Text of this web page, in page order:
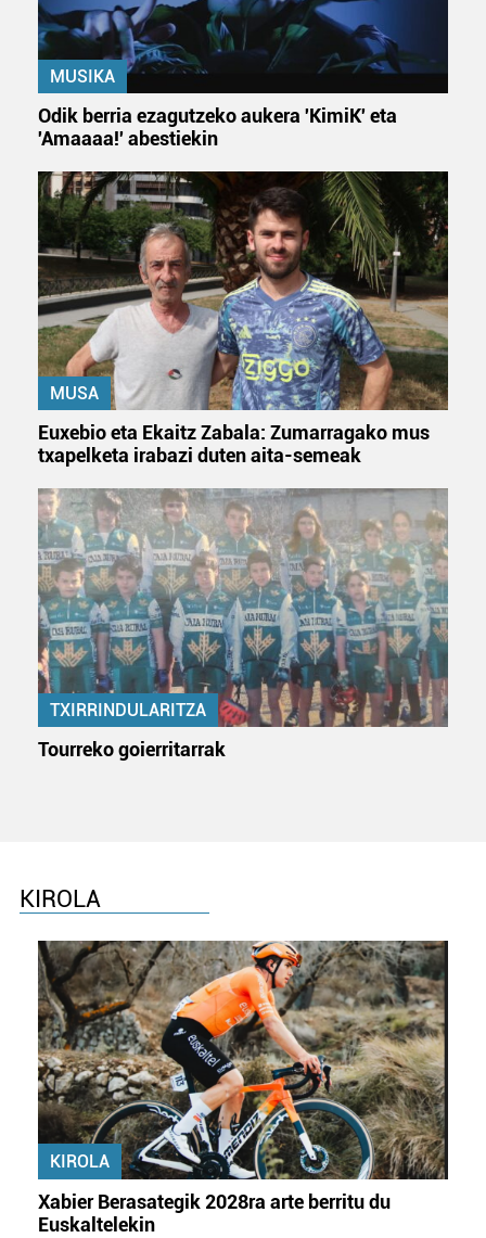
MUSIKA
Odik berria ezagutzeko aukera 'KimiK' eta
'Amaaaa!' abestiekin
MUSA
Euxebio eta Ekaitz Zabala: Zumarragako mus
txapelketa irabazi duten aita-semeak
TXIRRINDULARITZA
Tourreko goierritarrak
KIROLA
KIROLA
Xabier Berasategik 2028ra arte berritu du
Euskaltelekin